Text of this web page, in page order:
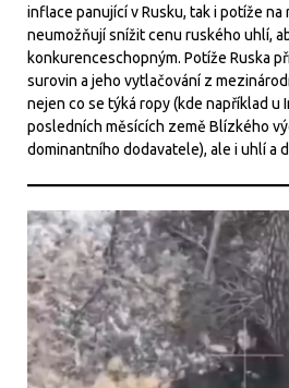
inflace panující v Rusku, tak i potíže
neumožňují snížit cenu ruského uhlí,
konkurenceschopným. Potíže Ruska
surovin a jeho vytlačování z
nejen co se týká ropy (kde například u
posledních měsících země Blízkého
dominantního dodavatele), ale i uhlí a